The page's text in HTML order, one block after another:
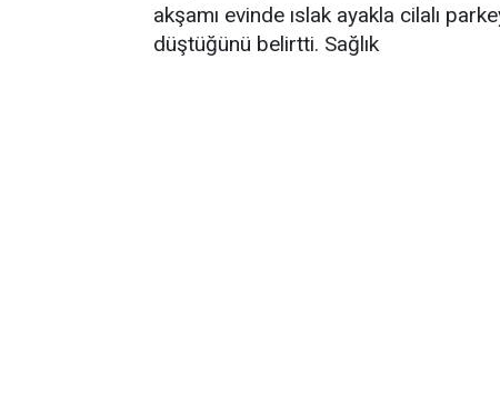
akşamı evinde ıslak ayakla cilalı
düştüğünü belirtti. Sağlık